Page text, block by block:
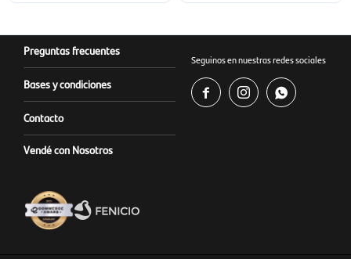
Preguntas frecuentes
Bases y condiciones
Contacto
Vendé con Nosotros
Seguinos en nuestras redes sociales
  